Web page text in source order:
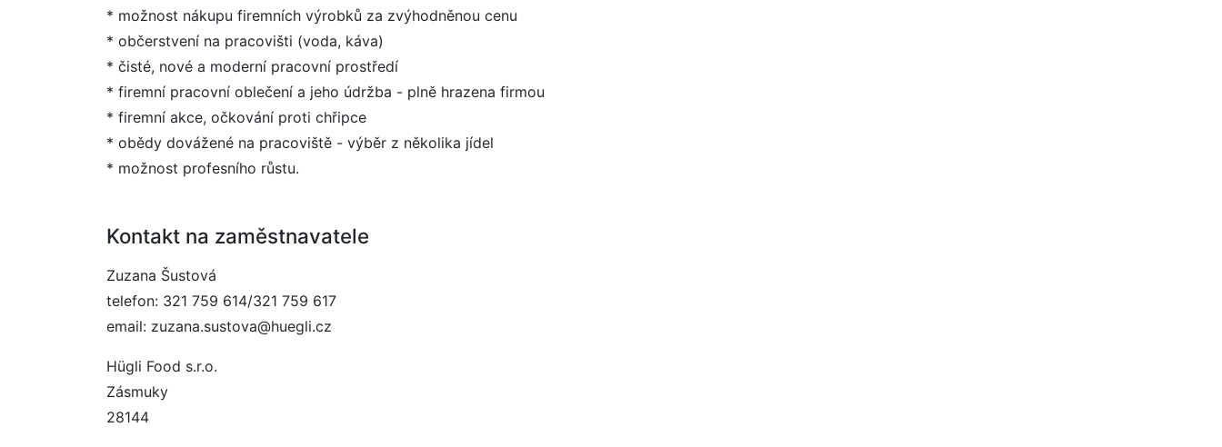
* možnost nákupu firemních výrobků za zvýhodněnou cenu
* občerstvení na pracovišti (voda, káva)
* čisté, nové a moderní pracovní prostředí
* firemní pracovní oblečení a jeho údržba - plně hrazena firmou
* firemní akce, očkování proti chřipce
* obědy dovážené na pracoviště - výběr z několika jídel
* možnost profesního růstu.
Kontakt na zaměstnavatele
Zuzana Šustová
telefon: 321 759 614/321 759 617
email: zuzana.sustova@huegli.cz
Hügli Food s.r.o.
Zásmuky
28144